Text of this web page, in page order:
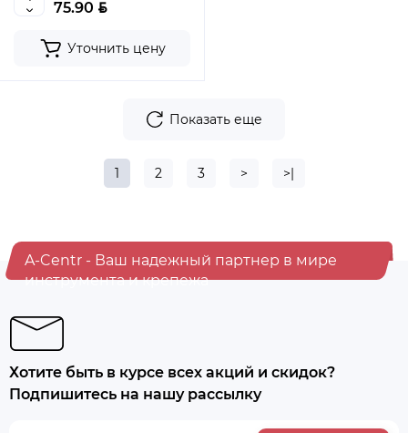
75.90 BYN
Уточнить цену
Показать еще
1 2 3 > >|
A-Centr - Ваш надежный партнер в мире
инструмента и крепежа
Хотите быть в курсе всех акций и скидок?
Подпишитесь на нашу рассылку